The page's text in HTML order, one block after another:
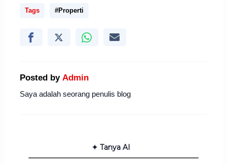
Tags #Properti
Posted by Admin
Saya adalah seorang penulis blog
✦ Tanya AI